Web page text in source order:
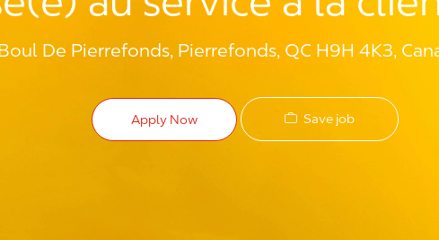
De Pierrefonds, Pierrefonds, QC H9H 4K3,
Apply Now Save job